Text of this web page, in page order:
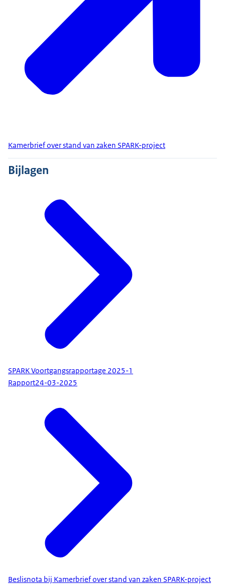
Kamerbrief over stand van zaken SPARK-project
Bijlagen
SPARK Voortgangsrapportage 2025-1
Rapport24-03-2025
Beslisnota bij Kamerbrief over stand van zaken SPARK-project